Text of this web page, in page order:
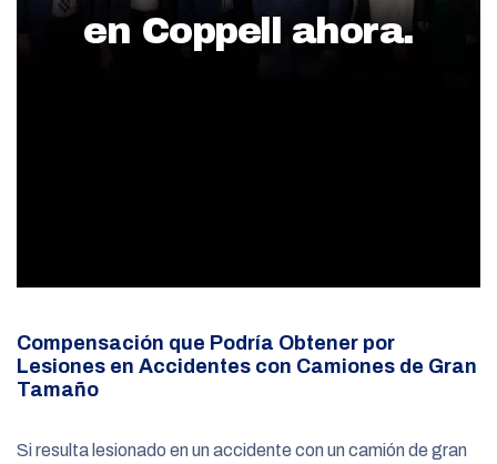
en Coppell ahora.
Compensación que Podría Obtener por
Lesiones en Accidentes con Camiones de Gran
Tamaño
Si resulta lesionado en un accidente con un camión de gran